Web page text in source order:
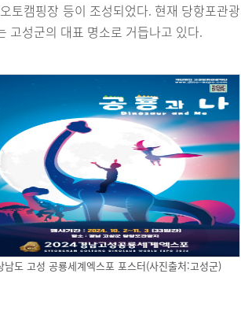
토캠핑장 등이 조성되었다. 현재 당항포관광
고성군의 대표 명소로 거듭나고 있다.
남도 고성 공룡세계엑스포 포스터(사진출처:고성군)